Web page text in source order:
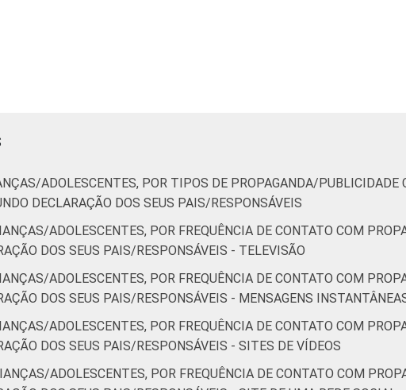
ADOLESCENTES, POR TIPOS DE PROPAGANDA/
DECLARAÇÃO DOS SEUS PAIS/RESPONSÁVEIS
ADOLESCENTES, POR FREQUÊNCIA DE CONTATO COM
DOS SEUS PAIS/RESPONSÁVEIS - TELEVISÃO
ADOLESCENTES, POR FREQUÊNCIA DE CONTATO COM
DOS SEUS PAIS/RESPONSÁVEIS - MENSAGENS
ADOLESCENTES, POR FREQUÊNCIA DE CONTATO COM
DOS SEUS PAIS/RESPONSÁVEIS - SITES DE VÍDEOS
ADOLESCENTES, POR FREQUÊNCIA DE CONTATO COM